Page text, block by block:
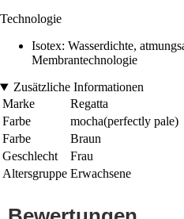
Technologie
Isotex: Wasserdichte,
Membrantechnologie
Zusätzliche Informationen
Marke
Regatta
Farbe
mocha(perfectly pale)
Farbe
Braun
Geschlecht
Frau
Altersgruppe Erwachsene